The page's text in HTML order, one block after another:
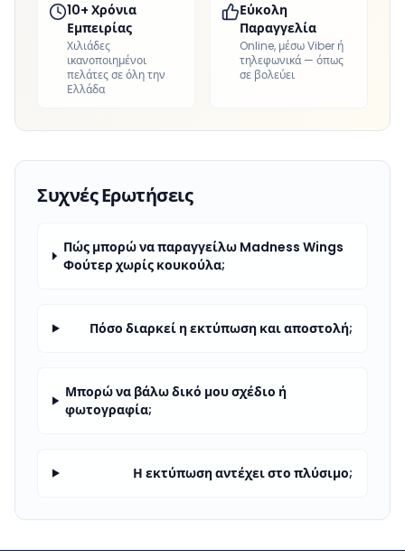
10+ Χρόνια
Εμπειρίας
Χιλιάδες
ικανοποιημένοι
πελάτες σε όλη την
Ελλάδα
Εύκολη
Παραγγελία
Online, μέσω Viber ή
τηλεφωνικά — όπως
σε βολεύει
Συχνές Ερωτήσεις
Πώς μπορώ να παραγγείλω Madness Wings
Φούτερ χωρίς κουκούλα;
Πόσο διαρκεί η εκτύπωση και αποστολή;
Μπορώ να βάλω δικό μου σχέδιο ή
φωτογραφία;
Η εκτύπωση αντέχει στο πλύσιμο;